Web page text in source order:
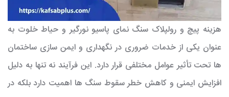
هزینه پیچ و رولپلاک سنگ نمای پاسیو نورگیر و حیاط خلوت به
عنوان یکی از خدمات ضروری در نگهداری و ایمن سازی ساختمان
ها تحت تأثیر عوامل مختلفی قرار دارد. این فرآیند نه تنها به دلیل
افزایش ایمنی و کاهش خطر سقوط سنگ ها اهمیت دارد بلکه در